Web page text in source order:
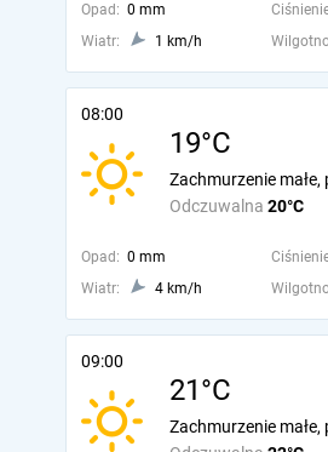
Opad: 0 mm
Wiatr:
1 km/h
08:00
19°C
Odczuwalna 20°C
Zachmurzenie małe,
Opad: 0 mm
Wiatr:
4 km/h
09:00
21°C
Zachmurzenie małe,